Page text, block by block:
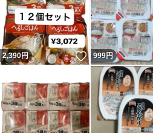
2,390円 いいね！
999円